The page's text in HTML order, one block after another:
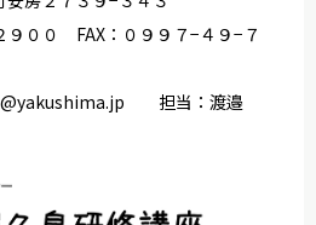
９００ FAX：０９９７−４９−７
担当：渡邉